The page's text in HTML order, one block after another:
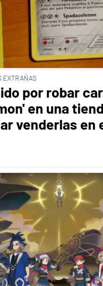
EXTRAÑAS
por robar
en una
venderlas en